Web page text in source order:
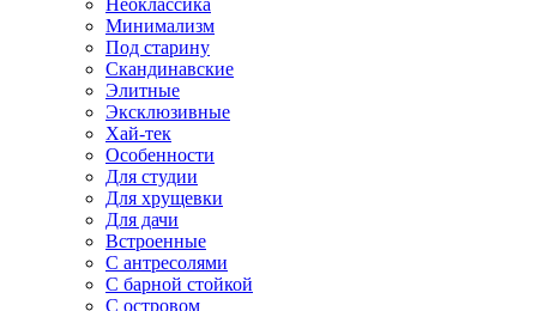
Неоклассика
Минимализм
Под старину
Скандинавские
Элитные
Эксклюзивные
Хай-тек
Особенности
Для студии
Для хрущевки
Для дачи
Встроенные
С антресолями
С барной стойкой
С островом